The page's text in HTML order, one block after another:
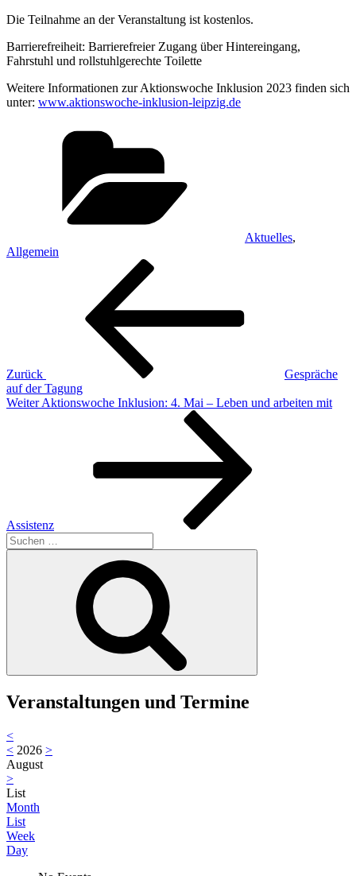
Die Teilnahme an der Veranstaltung ist kostenlos.
Barrierefreiheit: Barrierefreier Zugang über Hintereingang,
Fahrstuhl und rollstuhlgerechte Toilette
Weitere Informationen zur Aktionswoche Inklusion 2023 finden sich
unter: www.aktionswoche-inklusion-leipzig.de
Aktuelles,
Allgemein
Beitragsnavigation
Zurück
Gespräche
auf der Tagung
Nächster
Weiter Aktionswoche Inklusion: 4. Mai – Leben und arbeiten mit
Assistenz
Suche
nach:
Veranstaltungen und Termine
<
< 2026 >
August
>
List
Month
List
Week
Day